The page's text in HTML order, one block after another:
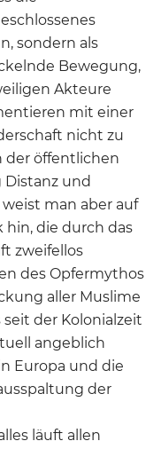
sondern als
Bewegung,
Akteure
mit einer
nicht zu
der öffentlichen
und
man aber auf
die durch das
zweifellos
des Opfermythos
aller Muslime
der Kolonialzeit
angeblich
Europa und die
der
läuft allen